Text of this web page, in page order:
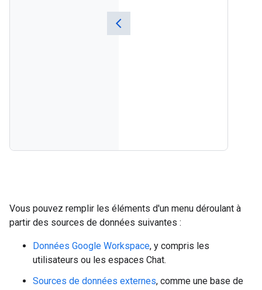
Vous pouvez remplir les éléments d'un menu déroulant à
partir des sources de données suivantes :
Données Google Workspace, y compris les
utilisateurs ou les espaces Chat.
Sources de données externes, comme une base de